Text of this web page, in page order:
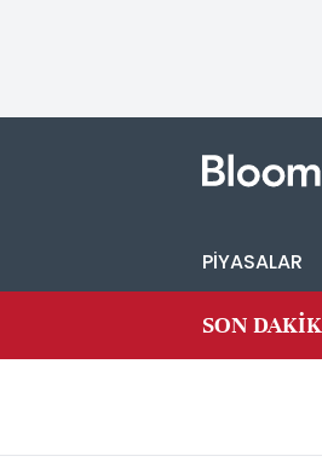
PİYASALAR
SON